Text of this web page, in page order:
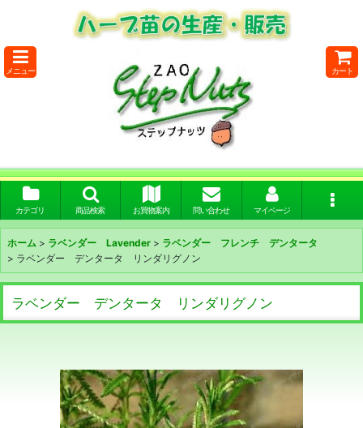
メニュー カート
カテゴリ 商品検索 お買物案内 問い合わせ マイページ
ホーム > ラベンダー Lavender > ラベンダー フレンチ デンタータ
> ラベンダー デンタータ リンダリグノン
ラベンダー デンタータ リンダリグノン